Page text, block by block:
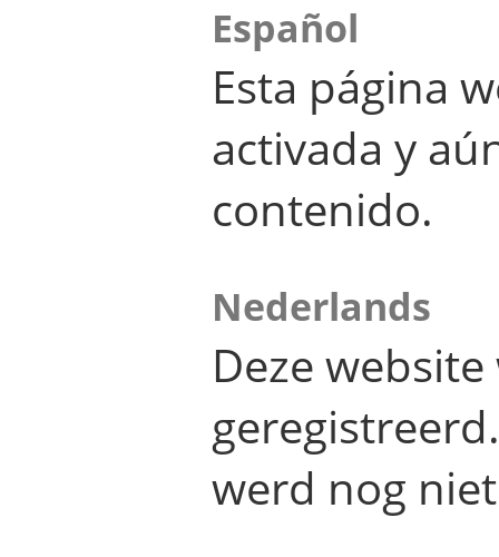
Español
Esta página
activada y
contenido.
Nederlands
Deze
werd nog